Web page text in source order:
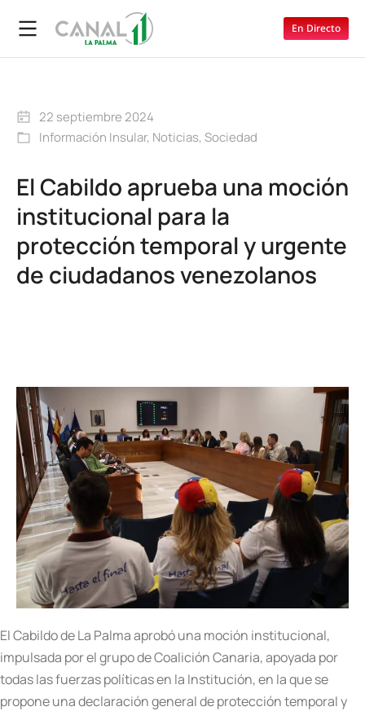
En Directo
22 septiembre 2024
Información Insular, Noticias, Sociedad
El Cabildo aprueba una moción
institucional para la
protección temporal y urgente
de ciudadanos venezolanos
El Cabildo de La Palma aprobó una moción institucional,
impulsada por el grupo de Coalición Canaria, apoyada por
todas las fuerzas políticas en la Institución, en la que se
propone una declaración general de protección temporal y